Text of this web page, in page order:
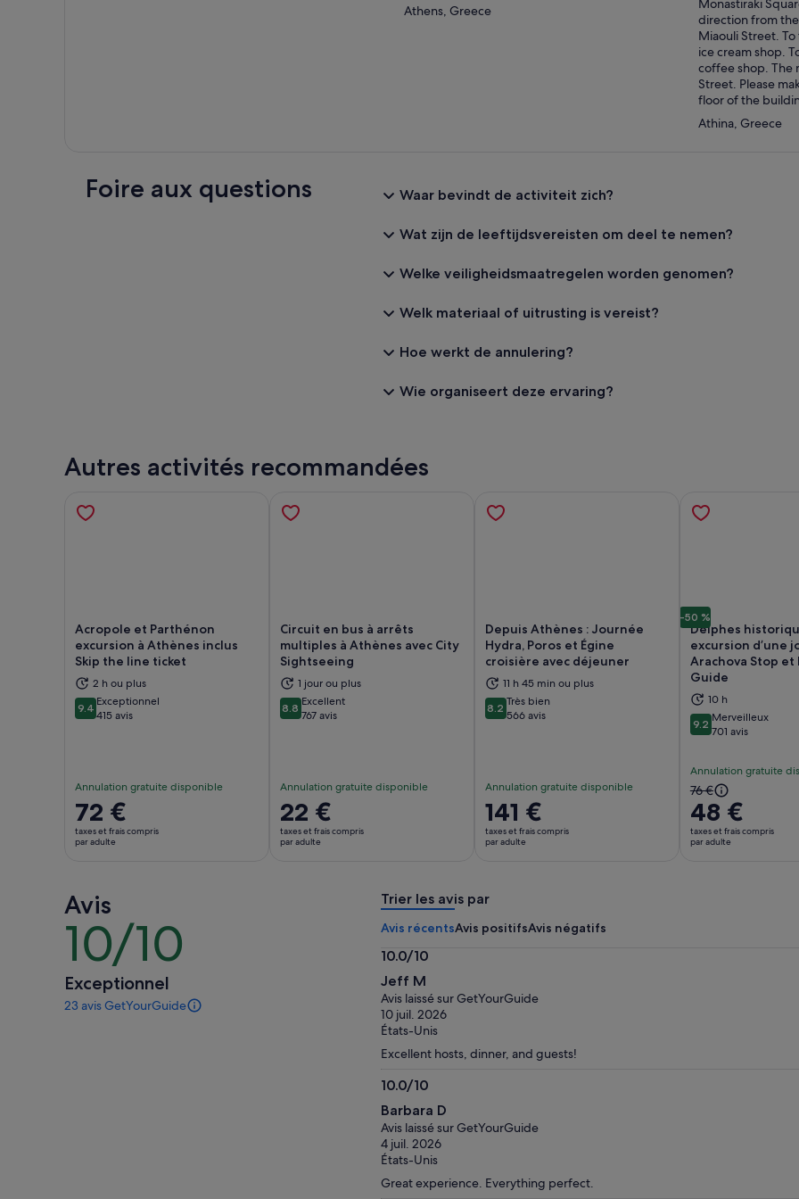
Athens, Greece
direction from
Miaouli Street.
ice cream shop.
coffee shop. The
Street. Please
floor of the
Athina, Greece
Foire aux questions Waar bevindt de activiteit zich?
Wat zijn de leeftijdsvereisten om deel te nemen?
Welke veiligheidsmaatregelen worden genomen?
Welk materiaal of uitrusting is vereist?
Hoe werkt de annulering?
Wie organiseert deze ervaring?
Autres activités recommandées
Acropole et Parthénon
excursion à Athènes inclus
Skip the line ticket
2 h ou plus
9.49.4 sur 10
Exceptionnel
415 avis
Annulation gratuite disponible
Le
prix
est
adulte
72 €
taxes et frais compris
par adulte
S’ouvre dans un nouvel onglet.
Circuit en bus à arrêts
multiples à Athènes avec City
Sightseeing
1 jour ou plus
8.88.8 sur 10
Excellent
767 avis
Annulation gratuite disponible
Le
prix
est
22 €
taxes et frais compris
par adulte
S’ouvre dans un nouvel onglet.
Depuis Athènes : Journée
Hydra, Poros et Égine
croisière avec déjeuner
11 h 45 min ou plus
8.28.2 sur 10
Très bien
566 avis
Annulation gratuite disponible
Le
prix
est
adulte
141 €
taxes et frais compris
par adulte
S’ouvre dans un nouvel onglet.
-50 %
Delphes
excursion d’une
Arachova Stop et
Guide
10 h
9.29.2 sur 10
Merveilleux
701 avis
Annulation gratuite
Le
prix
précédent
était
76 €
48 €
taxes et frais compris
par adulte
Avis
10/10
10
10
Exceptionnel
23 avis GetYourGuide
23 avis
Trier les avis par
Avis récentsAvis positifsAvis négatifs
10.0/10
10.0
sur
10
Jeff M
Avis laissé sur GetYourGuide
10 juil. 2026
États-Unis
Excellent hosts, dinner, and guests!
10.0/10
10.0
sur
10
Barbara D
Avis laissé sur GetYourGuide
4 juil. 2026
États-Unis
Great experience. Everything perfect.